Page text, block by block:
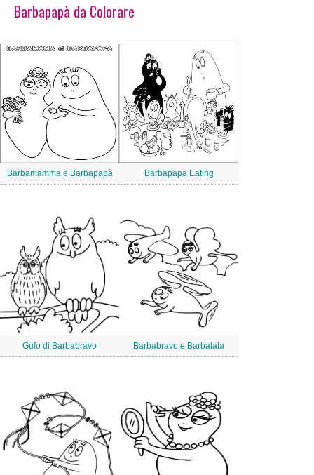
Barbapapà da Colorare
Barbamamma e Barbapapà Barbapapa Eating
Gufo di Barbabravo Barbabravo e Barbalala